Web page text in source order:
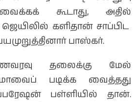
கூடாது, அதில்
களிதான் சாப்பிட
பாஸ்கர்.
தலைக்கு மேல்
படிக்க வைத்தது
பள்ளியில் தான்.